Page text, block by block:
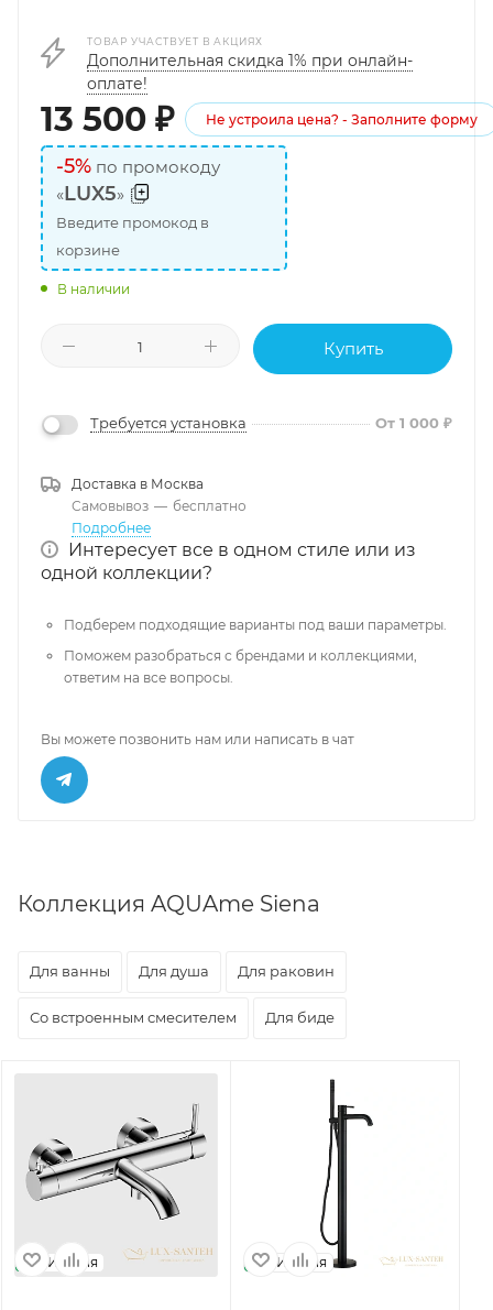
ТОВАР УЧАСТВУЕТ В АКЦИЯХ
Дополнительная скидка 1% при онлайн-
оплате!
13 500 ₽ Не устроила цена? - Заполните форму
-5% по промокоду
«LUX5»
Введите промокод в
корзине
В наличии
Купить
Требуется установка От 1 000 ₽
Доставка в Москва
Самовывоз — бесплатно
Подробнее
Интересует все в одном стиле или из
одной коллекции?
Подберем подходящие варианты под ваши параметры.
Поможем разобраться с брендами и коллекциями,
ответим на все вопросы.
Вы можете позвонить нам или написать в чат
Коллекция AQUAme Siena
Для ванны Для душа Для раковин
Со встроенным смесителем Для биде
Италия Италия